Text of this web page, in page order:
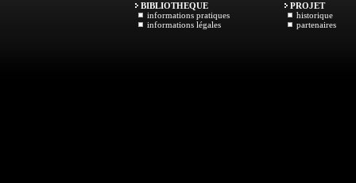
BIBLIOTHEQUE
informations pratiques
informations légales
PROJET
historique
partenaires